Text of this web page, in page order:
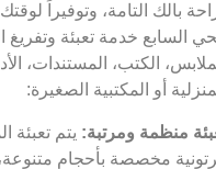
بالك التامة، وتوفيراً
السابع خدمة تعبئة وتفريغ
الكتب، المستندات،
أو المكتبية الصغيرة:
منظمة ومرتبة: يتم تعبئة
مخصصة بأحجام متنوعة،